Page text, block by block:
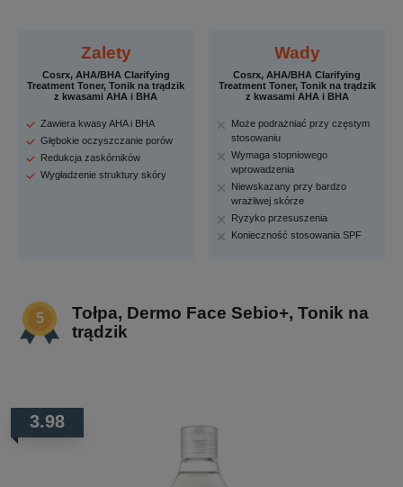
Zalety
Cosrx, AHA/BHA Clarifying
Treatment Toner, Tonik na trądzik
z kwasami AHA i BHA
Zawiera kwasy AHA i BHA
Głębokie oczyszczanie porów
Redukcja zaskórników
Wygładzenie struktury skóry
Wady
Cosrx, AHA/BHA Clarifying
Treatment Toner, Tonik na trądzik
z kwasami AHA i BHA
Może podrażniać przy częstym
stosowaniu
Wymaga stopniowego
wprowadzenia
Niewskazany przy bardzo
wrażliwej skórze
Ryzyko przesuszenia
Konieczność stosowania SPF
Tołpa, Dermo Face Sebio+, Tonik na
trądzik
3.98